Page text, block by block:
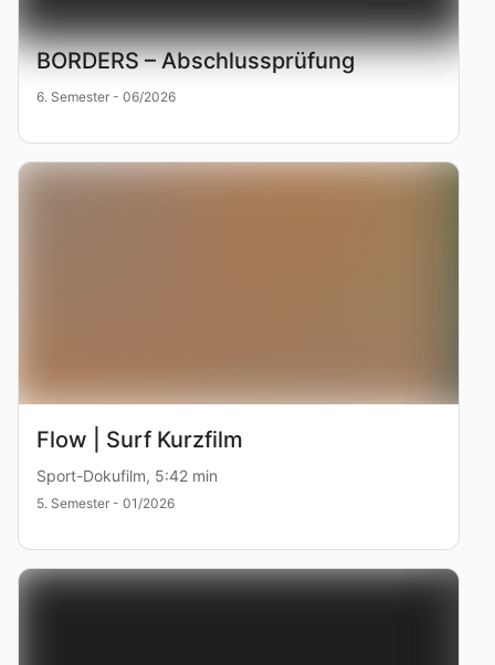
BORDERS – Abschlussprüfung
6. Semester - 06/2026
Flow | Surf Kurzfilm
Sport-Dokufilm, 5:42 min
5. Semester - 01/2026